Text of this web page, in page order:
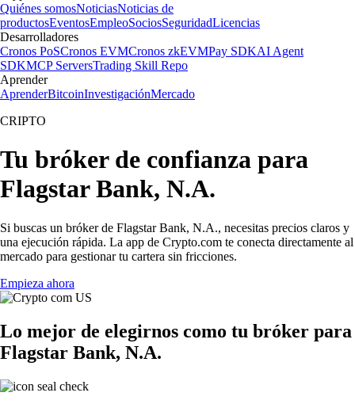
Quiénes somosNoticiasNoticias de
productosEventosEmpleoSociosSeguridadLicencias
Desarrolladores
Cronos PoSCronos EVMCronos zkEVMPay SDKAI Agent
SDKMCP ServersTrading Skill Repo
Aprender
AprenderBitcoinInvestigaciónMercado
CRIPTO
Tu bróker de confianza para
Flagstar Bank, N.A.
Si buscas un bróker de Flagstar Bank, N.A., necesitas precios claros y
una ejecución rápida. La app de Crypto.com te conecta directamente al
mercado para gestionar tu cartera sin fricciones.
Empieza ahora
Lo mejor de elegirnos como tu bróker para
Flagstar Bank, N.A.